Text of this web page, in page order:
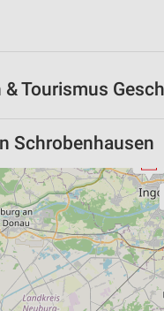
Tourismus
Schrobenhausen